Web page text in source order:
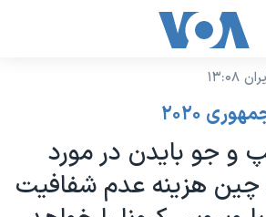
۲۰۲۰
و جو بایدن در مورد
چین هزینه عدم شفافیت